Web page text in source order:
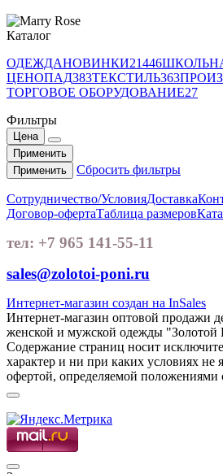
Каталог
ОДЕЖДАНОВИНКИ21446
ЦЕНОПАД383ТЕКСТИЛЬ363
ТОРГОВОЕ ОБОРУДОВАНИЕ27
Фильтры
Цена
Применить
Применить
Сбросить фильтры
Сотрудничество/УсловияДоставка
Договор-офертаТаблица размеров
тел: +7 965 141-55-11
sales@zolotoi-poni.ru
Интернет-магазин создан на InSales
Интернет-магазин оптовой продажи
женской и мужской одежды "Золотой
Содержание страниц носит
характер и ни при каких условиях не
офертой, определяемой